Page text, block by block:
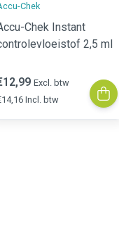
Chek
Chek Instant
2,5 ml
Excl. btw
Incl. btw